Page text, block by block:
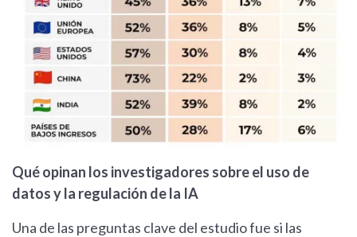
Qué opinan los investigadores sobre el uso de
datos y la regulación de la IA
Una de las preguntas clave del estudio fue si las